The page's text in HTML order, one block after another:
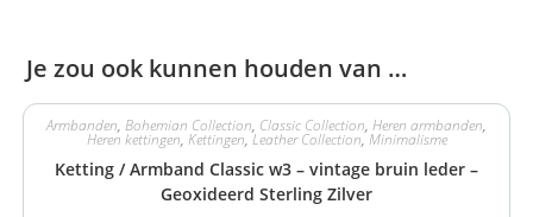
Je zou ook kunnen houden van …
Armbanden, Bohemian Collection, Classic Collection, Heren armbanden,
Heren kettingen, Kettingen,Leather Collection,Minimalisme
Ketting / Armband Classic w3 – vintage bruin leder –
Geoxideerd Sterling Zilver